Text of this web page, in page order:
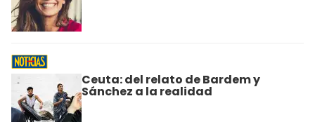
Ceuta: del relato de Bardem y
Sánchez a la realidad